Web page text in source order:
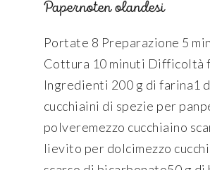
Papernoten olandesi
Portate 8 Preparazione 5
Cottura 10 minuti Difficoltà
Ingredienti 200 g di farina1
cucchiaini di spezie per
polveremezzo cucchiaino
lievito per dolcimezzo